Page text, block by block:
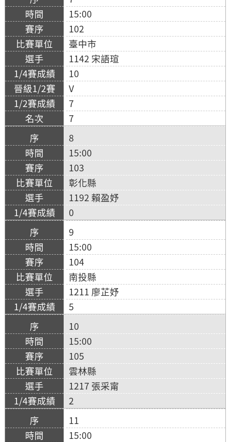
15:00
102
臺中市
1142 宋語瑄
10
V
7
7
8
15:00
103
彰化縣
1192 賴盈妤
0
9
15:00
104
南投縣
1211 廖芷妤
5
10
15:00
105
雲林縣
1217 張采甯
2
11
15:00